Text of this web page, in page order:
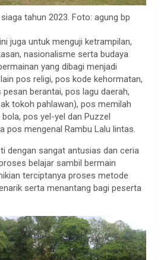
tahun 2023. Foto: agung bp
juga untuk menguji ketrampilan,
nasionalisme serta budaya
yang dibagi menjadi
pos religi, pos kode kehormatan,
berantai, pos lagu daerah,
tokoh pahlawan), pos memilah
pos yel-yel dan Puzzel
pos mengenal Rambu Lalu lintas.
dengan sangat antusias dan ceria
belajar sambil bermain
terciptanya proses metode
serta menantang bagi peserta